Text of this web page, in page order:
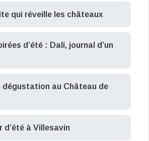
qui réveille les châteaux
d’été : Dalí, journal d’un
dégustation au Château de
d’été à Villesavin